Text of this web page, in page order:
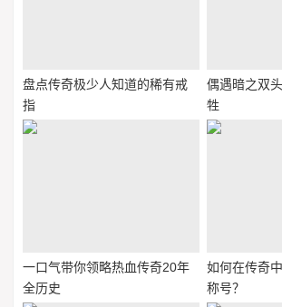
盘点传奇极少人知道的稀有戒
指
偶遇暗之双
牲
一口气带你领略热血传奇20年
全历史
如何在传奇
称号？